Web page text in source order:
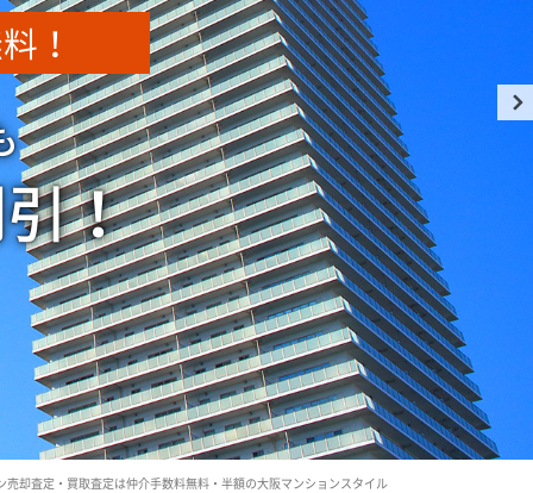
！
！
売却査定・買取査定は仲介手数料無料・半額の大阪マンションスタイル